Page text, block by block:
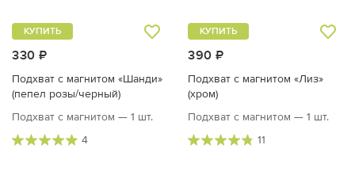
330 ₽
КУПИТЬ
Подхват с магнитом «Шанди»
(пепел розы/черный)
Подхват с магнитом — 1 шт.
4
390 ₽
КУПИТЬ
Подхват с магнитом «Лиз»
(хром)
Подхват с магнитом — 1 шт.
11